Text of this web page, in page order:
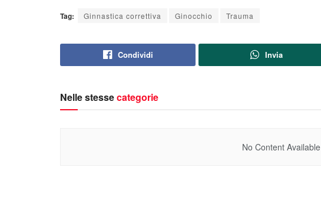
Tag: Ginnastica correttiva Ginocchio Trauma
Condividi Invia
Nelle stessecategorie
No Content Available